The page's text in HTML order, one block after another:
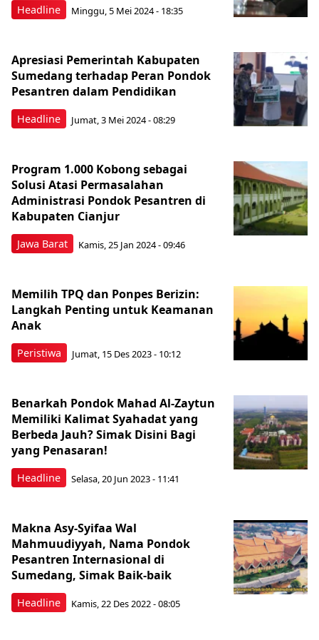
Headline Minggu, 5 Mei 2024 - 18:35
Headline
Apresiasi Pemerintah Kabupaten
Sumedang terhadap Peran Pondok
Pesantren dalam Pendidikan
Jumat, 3 Mei 2024 - 08:29
Jawa Barat
Program 1.000 Kobong sebagai
Solusi Atasi Permasalahan
Administrasi Pondok Pesantren di
Kabupaten Cianjur
Kamis, 25 Jan 2024 - 09:46
Peristiwa
Memilih TPQ dan Ponpes Berizin:
Langkah Penting untuk Keamanan
Anak
Jumat, 15 Des 2023 - 10:12
Headline
Benarkah Pondok Mahad Al-Zaytun
Memiliki Kalimat Syahadat yang
Berbeda Jauh? Simak Disini Bagi
yang Penasaran!
Selasa, 20 Jun 2023 - 11:41
Headline
Makna Asy-Syifaa Wal
Mahmuudiyyah, Nama Pondok
Pesantren Internasional di
Sumedang, Simak Baik-baik
Kamis, 22 Des 2022 - 08:05